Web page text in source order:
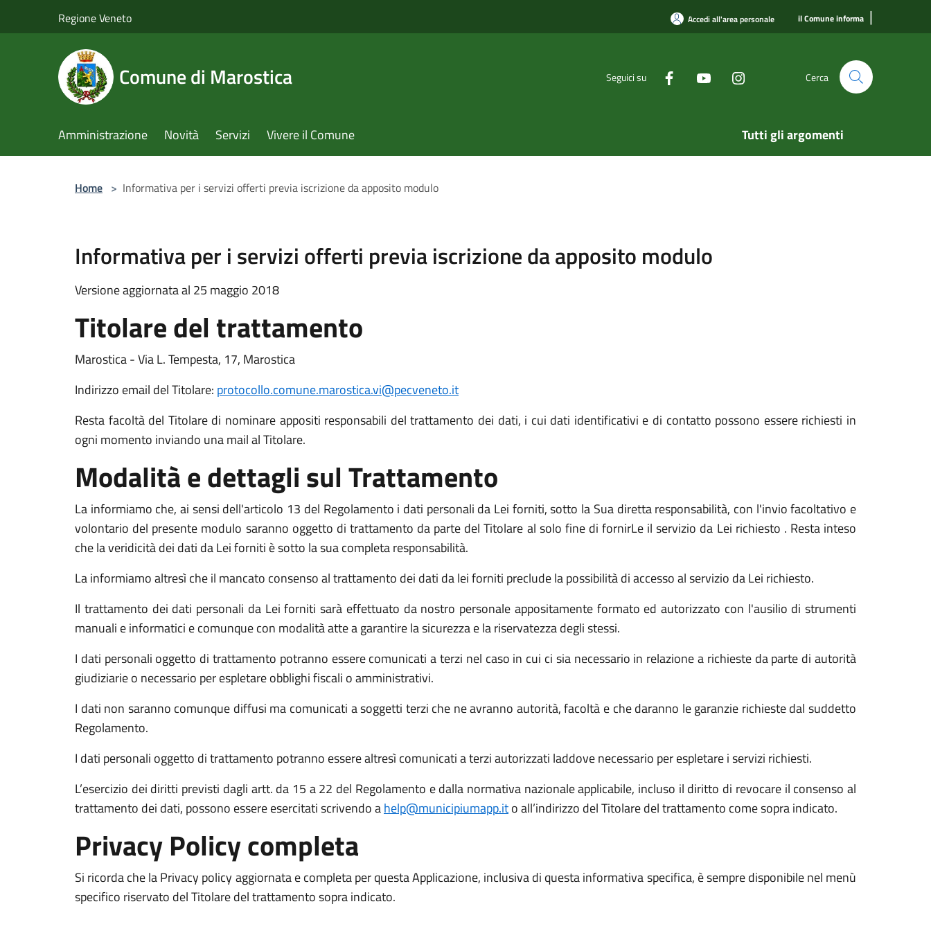
Regione Veneto Accedi all'area personale il Comune informa |
Comune di Marostica Seguici su Cerca
Amministrazione Novità Servizi Vivere il Comune Tutti gli argomenti
Home > Informativa per i servizi offerti previa iscrizione da apposito modulo
Informativa per i servizi offerti previa iscrizione da apposito modulo
Versione aggiornata al 25 maggio 2018
Titolare del trattamento
Marostica - Via L. Tempesta, 17, Marostica
Indirizzo email del Titolare: protocollo.comune.marostica.vi@pecveneto.it
Resta facoltà del Titolare di nominare appositi responsabili del trattamento dei dati, i cui dati identificativi e di contatto possono essere richiesti in
ogni momento inviando una mail al Titolare.
Modalità e dettagli sul Trattamento
La informiamo che, ai sensi dell'articolo 13 del Regolamento i dati personali da Lei forniti, sotto la Sua diretta responsabilità, con l'invio facoltativo e
volontario del presente modulo saranno oggetto di trattamento da parte del Titolare al solo fine di fornirLe il servizio da Lei richiesto . Resta inteso
che la veridicità dei dati da Lei forniti è sotto la sua completa responsabilità.
La informiamo altresì che il mancato consenso al trattamento dei dati da lei forniti preclude la possibilità di accesso al servizio da Lei richiesto.
Il trattamento dei dati personali da Lei forniti sarà effettuato da nostro personale appositamente formato ed autorizzato con l'ausilio di strumenti
manuali e informatici e comunque con modalità atte a garantire la sicurezza e la riservatezza degli stessi.
I dati personali oggetto di trattamento potranno essere comunicati a terzi nel caso in cui ci sia necessario in relazione a richieste da parte di autorità
giudiziarie o necessario per espletare obblighi fiscali o amministrativi.
I dati non saranno comunque diffusi ma comunicati a soggetti terzi che ne avranno autorità, facoltà e che daranno le garanzie richieste dal suddetto
Regolamento.
I dati personali oggetto di trattamento potranno essere altresì comunicati a terzi autorizzati laddove necessario per espletare i servizi richiesti.
L’esercizio dei diritti previsti dagli artt. da 15 a 22 del Regolamento e dalla normativa nazionale applicabile, incluso il diritto di revocare il consenso al
trattamento dei dati, possono essere esercitati scrivendo ahelp@municipiumapp.ito all’indirizzo del Titolare del trattamento come sopra indicato.
Privacy Policy completa
Si ricorda che la Privacy policy aggiornata e completa per questa Applicazione, inclusiva di questa informativa specifica, è sempre disponibile nel menù
specifico riservato del Titolare del trattamento sopra indicato.